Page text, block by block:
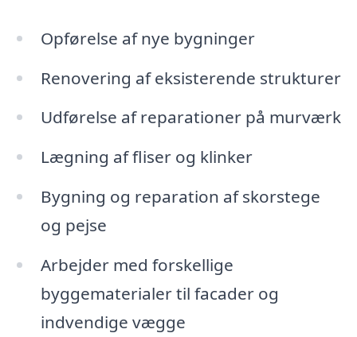
Opførelse af nye bygninger
Renovering af eksisterende strukturer
Udførelse af reparationer på murværk
Lægning af fliser og klinker
Bygning og reparation af skorstege
og pejse
Arbejder med forskellige
byggematerialer til facader og
indvendige vægge